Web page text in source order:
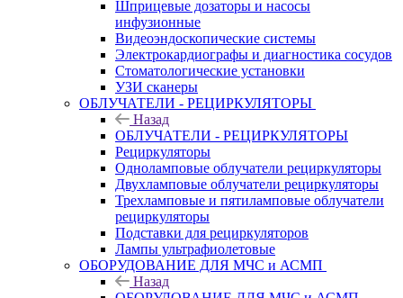
Шприцевые дозаторы и насосы
инфузионные
Видеоэндоскопические системы
Электрокардиографы и диагностика сосудов
Стоматологические установки
УЗИ сканеры
ОБЛУЧАТЕЛИ - РЕЦИРКУЛЯТОРЫ
Назад
ОБЛУЧАТЕЛИ - РЕЦИРКУЛЯТОРЫ
Рециркуляторы
Одноламповые облучатели рециркуляторы
Двухламповые облучатели рециркуляторы
Трехламповые и пятиламповые облучатели
рециркуляторы
Подставки для рециркуляторов
Лампы ультрафиолетовые
ОБОРУДОВАНИЕ ДЛЯ МЧС и АСМП
Назад